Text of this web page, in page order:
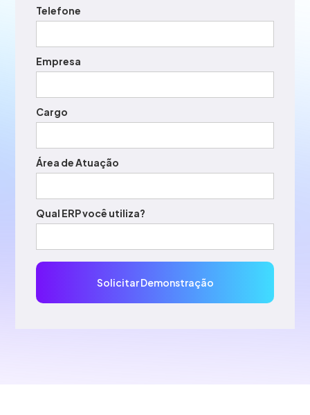
Telefone
Empresa
Cargo
Área de Atuação
Qual ERP você utiliza?